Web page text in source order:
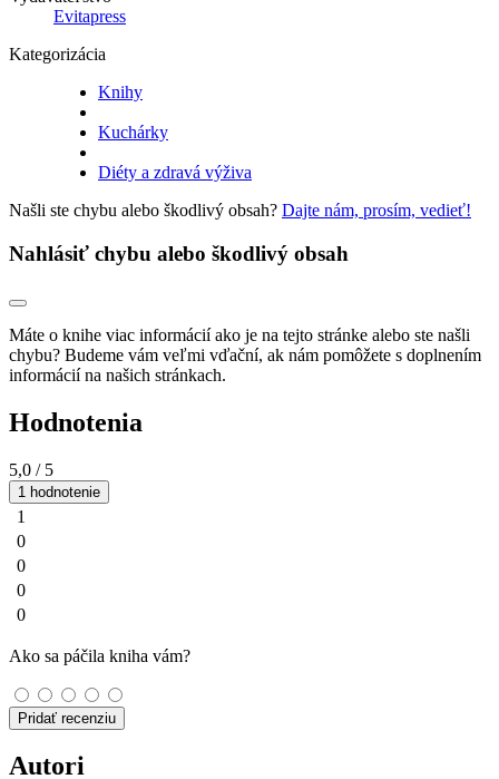
Evitapress
Kategorizácia
Knihy
Kuchárky
Diéty a zdravá výživa
Našli ste chybu alebo škodlivý obsah? Dajte nám, prosím, vedieť!
Nahlásiť chybu alebo škodlivý obsah
Máte o knihe viac informácií ako je na tejto stránke alebo ste našli
chybu? Budeme vám veľmi vďační, ak nám pomôžete s doplnením
informácií na našich stránkach.
Hodnotenia
5,0 / 5
1 hodnotenie
1
0
0
0
0
Ako sa páčila kniha vám?
Pridať recenziu
Autori